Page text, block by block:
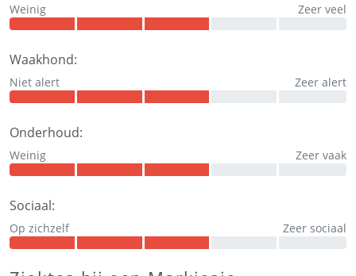
Weinig Zeer veel
Waakhond:
Niet alert Zeer alert
Onderhoud:
Weinig Zeer vaak
Sociaal:
Op zichzelf Zeer sociaal